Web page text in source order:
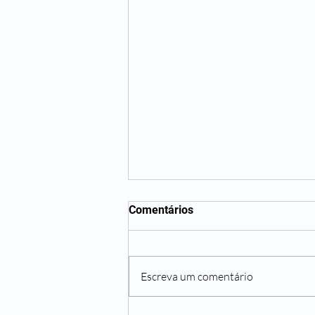
Comentários
Escreva um comentário